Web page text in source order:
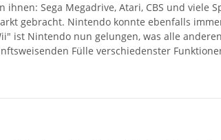
ihnen: Sega Megadrive, Atari, CBS und
gebracht. Nintendo konnte ebenfalls
ist Nintendo nun gelungen, was alle
Fülle verschiedenster